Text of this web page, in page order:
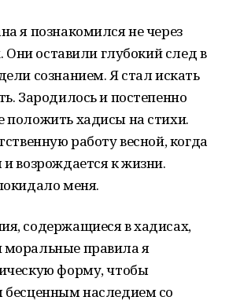
я познакомился не через
Они оставили глубокий след в
сознанием. Я стал искать
Зародилось и постепенно
положить хадисы на стихи.
работу весной, когда
возрождается к жизни.
меня.
содержащиеся в хадисах,
правила я
форму, чтобы
бесценным наследием со